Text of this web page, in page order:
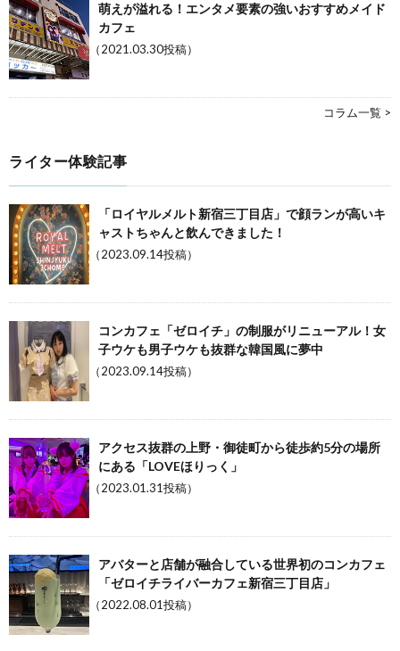
萌えが溢れる！エンタメ要素の強いおすすめメイド
カフェ
（2021.03.30投稿）
コラム一覧 >
ライター体験記事
「ロイヤルメルト新宿三丁目店」で顔ランが高いキ
ャストちゃんと飲んできました！
（2023.09.14投稿）
コンカフェ「ゼロイチ」の制服がリニューアル！女
子ウケも男子ウケも抜群な韓国風に夢中
（2023.09.14投稿）
アクセス抜群の上野・御徒町から徒歩約5分の場所
にある「LOVEほりっく」
（2023.01.31投稿）
アバターと店舗が融合している世界初のコンカフェ
「ゼロイチライバーカフェ新宿三丁目店」
（2022.08.01投稿）